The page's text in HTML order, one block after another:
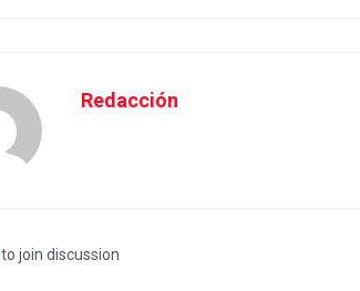
Redacción
to join discussion